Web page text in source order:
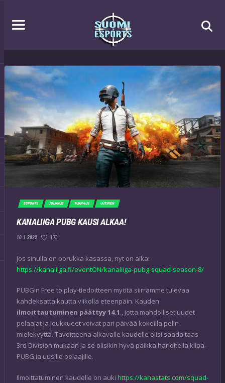
ESPORTS JOUKKUE TURNAUS UUTINEN
KANALIIGA PUBG KAUSI ALKAA!
10.1.2022 173
Jos sinulla on porukka kasassa, nyt on aika:
https://kanaliiga.fi/eventON/kanaliiga-pubg-squad-season-8/
PUBGin Free to play-tiedoitteen myötä siirrämme tulevaa
kahdeksatta kautta viikolla eteenpäin. Kauden
ilmoittautuminen päättyy 14.1., jotta mahdolliset uudet
pelaajat ja joukkueet voivat pari päivää kokeilla pelin
mielekyyttä. Tavoitteena alkavalle kaudelle olisi saada taas
3rd Division mukaan ja se olisikin hyvä paikka harjoitella kilpa-
PUBG:ia uusille pelaajille.
Ilmoittatuminen kaudelle on auki https://kanastats.com/squad-